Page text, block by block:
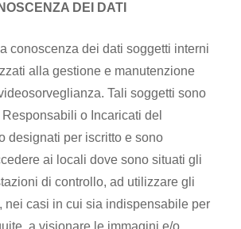
DEI DATI
conoscenza dei dati soggetti interni
alla gestione e manutenzione
Tali soggetti sono
o Incaricati del
designati per iscritto e sono
ai locali dove sono situati gli
di controllo, ad utilizzare gli
nei casi in cui sia indispensabile per
a visionare le immagini e/o